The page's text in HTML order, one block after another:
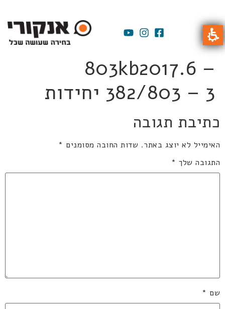
803kb2017.6 –
382/803 – 3 יחידות
כתיבת תגובה
האימייל לא יוצג באתר. שדות החובה מסומנים *
התגובה שלך *
שם *